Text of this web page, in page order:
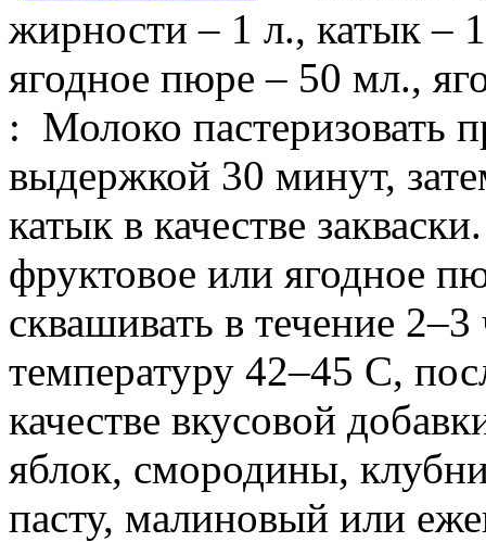
жирности – 1 л., катык –
ягодное пюре – 50 мл.,
: Молоко пастеризовать
выдержкой 30 минут,
катык в качестве
фруктовое или ягодное
сквашивать в течение
температуру 42–45 С,
качестве вкусовой
яблок, смородины,
пасту, малиновый или